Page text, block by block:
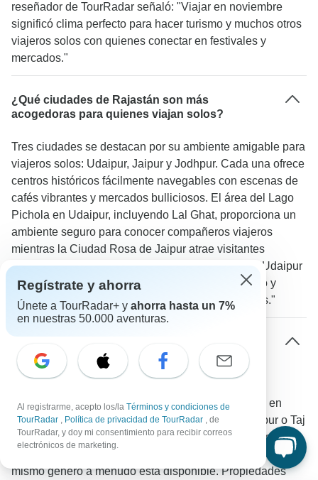
reseñador de TourRadar señaló: "Viajar en noviembre
significó clima perfecto para hacer turismo y muchos otros
viajeros solos con quienes conectar en festivales y
mercados."
¿Qué ciudades de Rajastán son más
acogedoras para quienes viajan solos?
Tres ciudades se destacan por su ambiente amigable para
viajeros solos: Udaipur, Jaipur y Jodhpur. Cada una ofrece
centros históricos fácilmente navegables con escenas de
cafés vibrantes y mercados bulliciosos. El área del Lago
Pichola en Udaipur, incluyendo Lal Ghat, proporciona un
ambiente seguro para conocer compañeros viajeros
mientras la Ciudad Rosa de Jaipur atrae visitantes
sociales. Un reseñador de TourRadar compartió: "Udaipur
fue especialmente genial con su ambiente relajado y
muchos lugares para conocer compañeros viajeros."
para quienes viajan solos en los circuitos por
Rajastán?
La mayoría de los circuitos proporcionan estancias en
hoteles de calidad como Hotel Clarks Amer en Jaipur o Taj
Vilas en Agra. Las habitaciones individuales vienen con
una tarifa extra aunque compartir con otro viajero solo del
mismo género a menudo está disponible. Propiedades
Regístrate y ahorra
Únete a TourRadar+ y ahorra hasta un 7%
en nuestras 50.000 aventuras.
Al registrarme, acepto los/la Términos y condiciones de
TourRadar , Política de privacidad de TourRadar , de
TourRadar, y doy mi consentimiento para recibir correos
electrónicos de marketing.